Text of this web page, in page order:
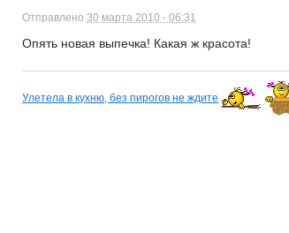
Отправлено30 марта 2010 - 06:31
Опять новая выпечка! Какая ж красота!
Улетела в кухню, без пирогов не ждите